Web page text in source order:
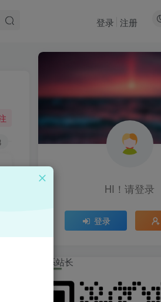
登录 注册
HI！请登录
登录
HI！请登录
登录
联系站长